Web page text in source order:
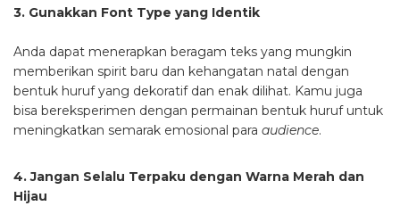
3. Gunakkan Font Type yang Identik
Anda dapat menerapkan beragam teks yang mungkin
memberikan spirit baru dan kehangatan natal dengan
bentuk huruf yang dekoratif dan enak dilihat. Kamu juga
bisa bereksperimen dengan permainan bentuk huruf untuk
meningkatkan semarak emosional para audience.
4. Jangan Selalu Terpaku dengan Warna Merah dan
Hijau